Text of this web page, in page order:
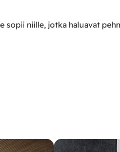
niille, jotka haluavat